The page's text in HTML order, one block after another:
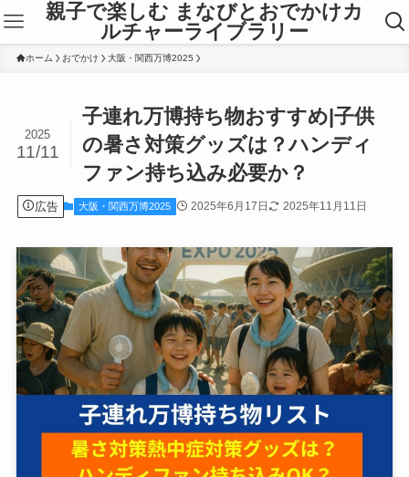
親子で楽しむ まなびとおでかけカ
ルチャーライブラリー
ホーム おでかけ 大阪・関西万博2025
子連れ万博持ち物おすすめ|子供
の暑さ対策グッズは？ハンディ
ファン持ち込み必要か？
2025
11/11
広告 大阪・関西万博2025 2025年6月17日 2025年11月11日